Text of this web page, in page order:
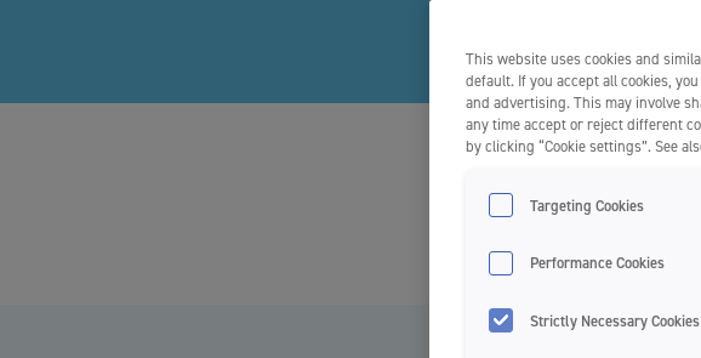
CLINIC by Jordan – tai
veiksmingam dantų
This website uses cookies and
default. If you accept all cookies,
and advertising. This may involve
any time accept or reject different
by clicking “Cookie settings”. See
Targeting Cookies
Performance Cookies
Strictly Necessary Cookies